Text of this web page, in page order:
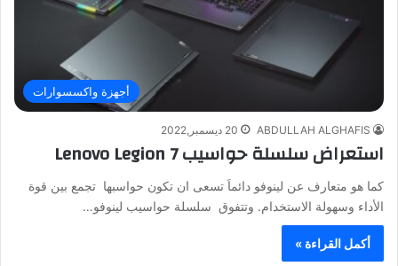
أجهزة واكسسوارات
ABDULLAH ALGHAFIS 20 ديسمبر,2022
استعراض سلسلة حواسيب Lenovo Legion 7
كما هو متعارف عن لينوفو دائماَ تسعى ان تكون حواسبها تجمع بين قوة
الأداء وسهولة الاستخدام. وتتفوق سلسلة حواسيب لينوفو…
أكمل القراءة »